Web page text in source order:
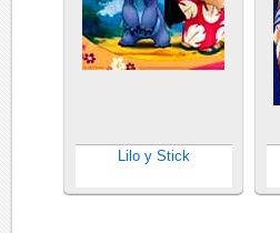
Lilo y Stick